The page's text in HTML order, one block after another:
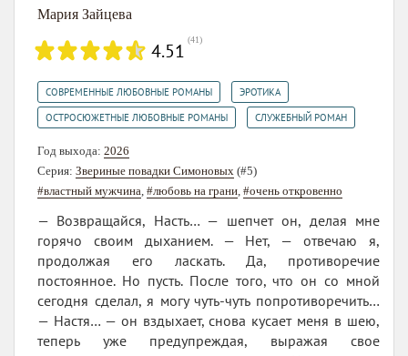
Мария Зайцева
4.51 (41)
СОВРЕМЕННЫЕ ЛЮБОВНЫЕ РОМАНЫ ЭРОТИКА
ОСТРОСЮЖЕТНЫЕ ЛЮБОВНЫЕ РОМАНЫ СЛУЖЕБНЫЙ РОМАН
Год выхода: 2026
Серия: Звериные повадки Симоновых (#5)
#властный мужчина, #любовь на грани, #очень откровенно
— Возвращайся, Насть… — шепчет он, делая мне
горячо своим дыханием. — Нет, — отвечаю я,
продолжая его ласкать. Да, противоречие
постоянное. Но пусть. После того, что он со мной
сегодня сделал, я могу чуть-чуть попротиворечить…
— Настя… — он вздыхает, снова кусает меня в шею,
теперь уже предупреждая, выражая свое